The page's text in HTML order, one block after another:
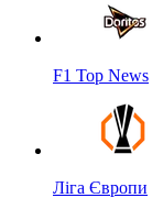
F1 Top News
Ліга Європи